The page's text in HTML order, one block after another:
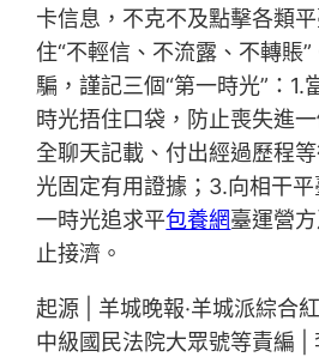
卡信息，不克不及點擊各類
住“不輕信、不流露、不轉賬
騙，謹記三個“第一時光”：1.
時光捂住口袋，防止喪失進
全聊天記載、付出經過歷程
光固定有用證據；3.向相干
一時光追求平包養網臺運營
止接濟。
起源 | 羊城晚報·羊城派綜合
中級國民法院大眾號等責編 |